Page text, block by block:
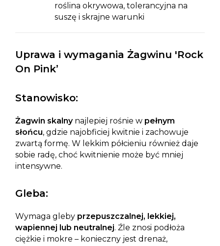
roślina okrywowa, tolerancyjna na
suszę i skrajne warunki
Uprawa i wymagania Żagwinu 'Rock
On Pink’
Stanowisko:
Żagwin skalnynajlepiej rośnie w pełnym
słońcu, gdzie najobficiej kwitnie i zachowuje
zwartą formę. W lekkim półcieniu również daje
sobie radę, choć kwitnienie może być mniej
intensywne.
Gleba:
Wymaga gleby przepuszczalnej, lekkiej,
wapiennej lub neutralnej. Źle znosi podłoża
ciężkie i mokre – konieczny jest drenaż,